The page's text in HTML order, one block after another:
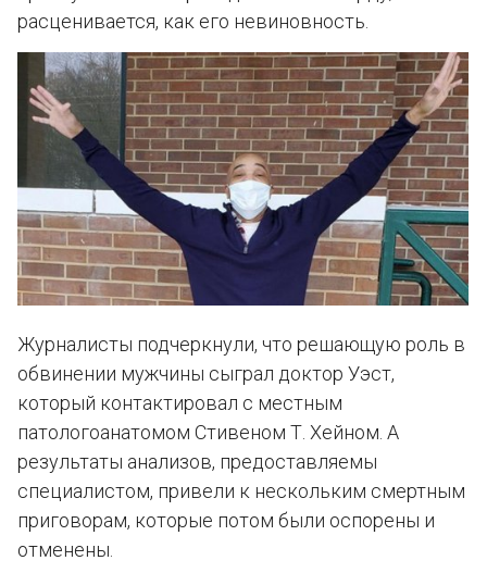
расценивается, как его невиновность.
Журналисты подчеркнули, что решающую роль в
обвинении мужчины сыграл доктор Уэст,
который контактировал с местным
патологоанатомом Стивеном Т. Хейном. А
результаты анализов, предоставляемы
специалистом, привели к нескольким смертным
приговорам, которые потом были оспорены и
отменены.